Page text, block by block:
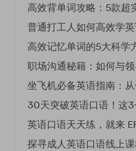
高效背单词攻略：5款超
高效记忆单词的5大科学
坐飞机必备英语指南：
30天突破英语口语！这
英语口语天天练，就来